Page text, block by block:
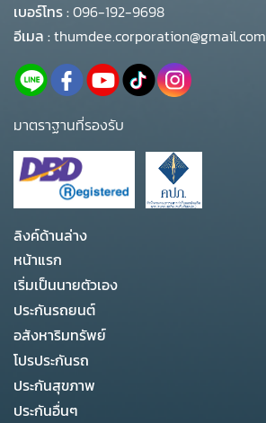
เบอร์โทร :096-192-9698
อีเมล :thumdee.corporation@gmail.com
มาตราฐานที่รองรับ
ลิงค์ด้านล่าง
หน้าแรก
เริ่มเป็นนายตัวเอง
ประกันรถยนต์
อสังหาริมทรัพย์
โปรประกันรถ
ประกันสุขภาพ
ประกันอื่นๆ